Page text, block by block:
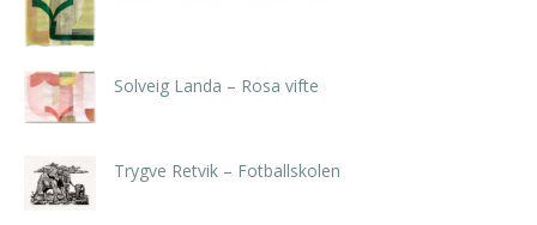
Solveig Landa – Rosa vifte
Trygve Retvik – Fotballskolen